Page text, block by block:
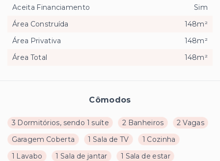
Cômodos
3 Dormitórios, sendo 1 suíte 2 Banheiros
2 Vagas
Garagem Coberta
1 Sala de TV
1 Cozinha
1 Lavabo
1 Sala de jantar
1 Sala de estar
Aceita Financiamento
Sim
Área Construída
148m²
Área Privativa
148m²
Área Total
148m²